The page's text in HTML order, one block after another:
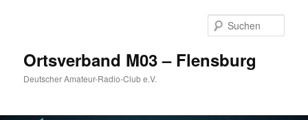
Ortsverband M03 – Flensburg
Deutscher Amateur-Radio-Club e.V.